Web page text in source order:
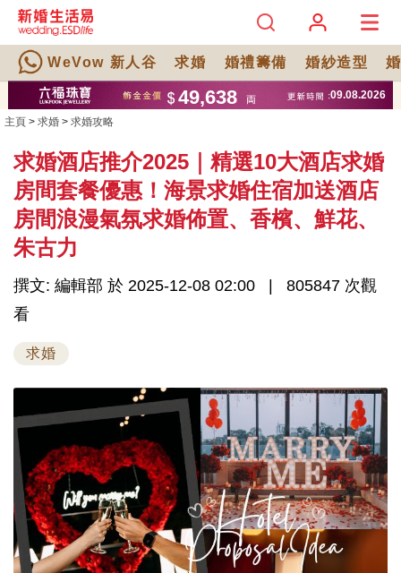
WeVow 新人谷 求婚 婚禮籌備 婚紗造型
主頁 > 求婚 > 求婚攻略
求婚酒店推介2025｜精選10大酒店求婚
房間套餐優惠！海景求婚住宿加送酒店
房間浪漫氣氛求婚佈置、香檳、鮮花、
朱古力
撰文: 編輯部 於 2025-12-08 02:00
805847 次觀
看
求婚